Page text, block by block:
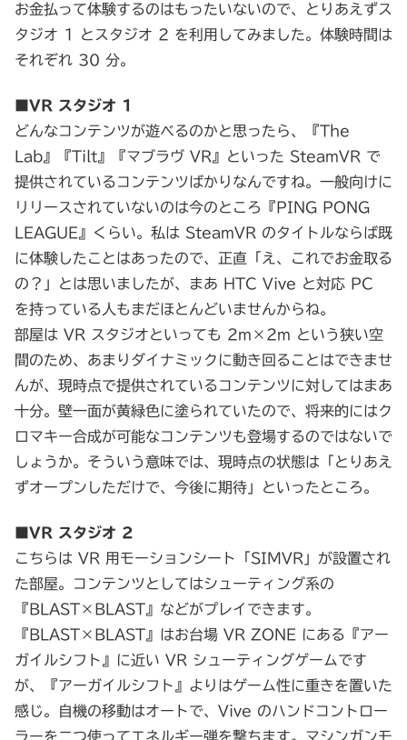
お金払って体験するのはもったいないので、とりあえずス
タジオ 1 とスタジオ 2 を利用してみました。体験時間は
それぞれ 30 分。
■VR スタジオ 1
どんなコンテンツが遊べるのかと思ったら、『The
Lab』『Tilt』『マブラヴ VR』といった SteamVR で
提供されているコンテンツばかりなんですね。一般向けに
リリースされていないのは今のところ『PING PONG
LEAGUE』くらい。私は SteamVR のタイトルならば既
に体験したことはあったので、正直「え、これでお金取る
の？」とは思いましたが、まあ HTC Vive と対応 PC
を持っている人もまだほとんどいませんからね。
部屋は VR スタジオといっても 2m×2m という狭い空
間のため、あまりダイナミックに動き回ることはできませ
んが、現時点で提供されているコンテンツに対してはまあ
十分。壁一面が黄緑色に塗られていたので、将来的にはク
ロマキー合成が可能なコンテンツも登場するのではないで
しょうか。そういう意味では、現時点の状態は「とりあえ
ずオープンしただけで、今後に期待」といったところ。
■VR スタジオ 2
こちらは VR 用モーションシート「SIMVR」が設置され
た部屋。コンテンツとしてはシューティング系の
『BLAST×BLAST』などがプレイできます。
『BLAST×BLAST』はお台場 VR ZONE にある『アー
ガイルシフト』に近い VR シューティングゲームです
が、『アーガイルシフト』よりはゲーム性に重きを置いた
感じ。自機の移動はオートで、Vive のハンドコントロー
ラーを二つ使ってエネルギー弾を撃ちます。マシンガンモ